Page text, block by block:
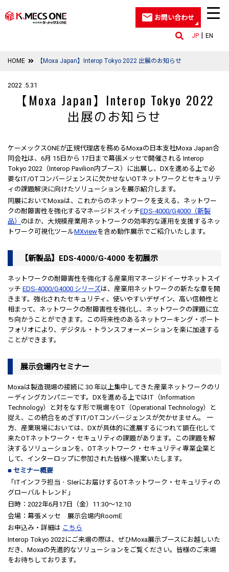
JP EN
お問い合わせ
HOME 【Moxa Japan】Interop Tokyo 2022 出展のお知らせ
2022 .5.31
【Moxa Japan】Interop Tokyo 2022
出展のお知らせ
ケーメックスONEが正規代理店を務めるMoxaの日本支社Moxa Japan合
同会社は、6月 15日から 17日まで幕張メッセで開催される Interop
Tokyo 2022（Interop Pavilion内ブース）に出展し、DXを進める上で必
要なIT/OTコンバージェンスに欠かせないOTネットワークとセキュリテ
ィの課題解決に向けたソリューションを展示紹介します。
同展においてMoxaは、これからのネットワークを支える、ネットワー
クの耐障害性を強化するマネージドスイッチEDS-4000/G4000（新製
品） のほか、大規模産業用ネットワークの効率的な運用を支援するネッ
トワーク可視化ツールMXviewを含め動作展示でご紹介いたします。
【新製品】EDS-4000/G-4000 を初展示
ネットワークの耐障害性を強化する産業用マネージドイーサネットスイ
ッチ EDS-4000/G4000 シリーズは、産業用ネットワークの新たな章を開
きます。強化されたセキュリティ、使いやすいデザイン、高い信頼性と
相まって、ネットワークの耐障害性を強化し、ネットワークの課題に立
ち向かうことができます。この将来性のあるネットワーキング・ポート
フォリオにより、デジタル・トランスフォーメーションを楽に加速する
ことができます。
展示会場内セミナー
Moxaは製造現場の接続に 30 年以上集中してきた産業ネットワークのリ
ーディングカンパニーです。DXを進める上ではIT（Information
Technology）と対をなす形で現場をOT（Operational Technology）と
捉え、この統合をめざすIT/OTコンバージェンスが欠かせません。 一
方、産業現場においては、DXが具体的に進展するにつれて顕在化して
来たOTネットワーク・セキュリティの課題があります。この課題を解
決するソリューションを、OTネットワーク・セキュリティ専業企業と
して、インターロップに参加された皆様へ提案いたします。
■ セミナー概要
「ITインフラ担当・SIerにお届けするOTネットワーク・セキュリティの
グローバルトレンド」
日時：2022年6月17日（金）11:30～12:10
会場：幕張メッセ 展示会場内RoomE
お申込み・詳細は こちら
Interop Tokyo 2022にご来場の際は、ぜひMoxa展示ブースにお越しいた
だき、Moxaの先進的なソリューションをご覧ください。皆様のご来場
をお待ちしております。